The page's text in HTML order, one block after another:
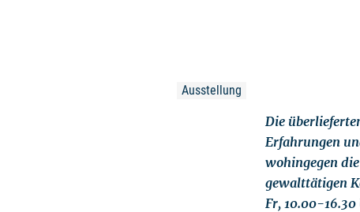
Ausstellung
Die
Erfahrungen
wohingegen
gewalttätigen
Fr, 10.00-